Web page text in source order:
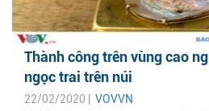
Thành công trên vùng cao
ngọc trai trên núi
22/02/2020 | VOVVN